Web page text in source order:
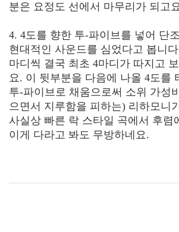
분은 요정도 선에서 마무리가 되고
4. 4도를 향한 투-파이브를 넣어 단
현대적인 사운드를 심었다고 봅니
마디씩 결국 최초 4마디가 따지고
요. 이 뒷부분을 다음에 나올 4도를
투-파이브로 채움으로써 소위 가성
으면서 지루함을 피하는) 리하모니
사실상 빠른 락 스타일 곡에서 후렴
이게 다라고 봐도 무방하네요.